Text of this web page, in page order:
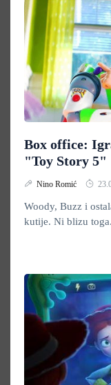
Box office:
"Toy Story 5"
Nino Romić
Woody, Buzz i
kutije. Ni blizu toga.